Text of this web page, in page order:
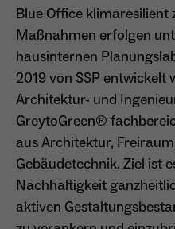
Laufzeit
Webseite
Zweck
PHPs
(Formulare).
Name be_typo_user
Anbieter TYPO3
Laufzeit Ende der
Name _pk_ses*
Anbieter Matomo
Laufzeit 30 Minuten
Zweck
Speichert
aktuellen
Anbieter GTranslate Inc.
Laufzeit 1 Jahr
Zweck
Speichert die
für die
Website.
Blue Office
Maßnahmen erfolgen
hausinternen
2019 von SSP entwickelt
Architektur- und
GreytoGreen®
aus Architektur,
Gebäudetechnik. Ziel ist
Nachhaltigkeit
aktiven